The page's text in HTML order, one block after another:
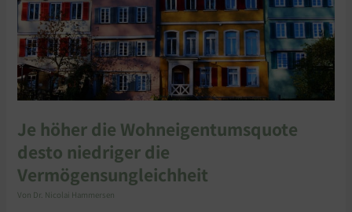
Je höher die Wohneigentumsquote
desto niedriger die
Vermögensungleichheit
Von Dr. Nicolai Hammersen